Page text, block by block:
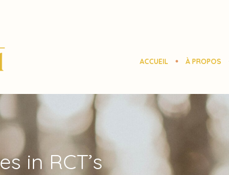
ACCUEIL À PROPOS
in RCT’s